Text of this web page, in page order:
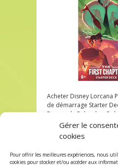
Gérer le
cookies
Pour offrir les meilleures expériences, nous
cookies pour stocker et/ou accéder aux
Acheter Disney Lorcana
de démarrage Starter
Emeraude Ruby chez
Acheter Disney Lorcana
de démarrage Starter
Les commentaires et les